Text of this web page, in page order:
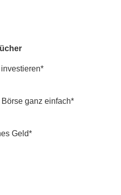
ganz einfach*
Geld*